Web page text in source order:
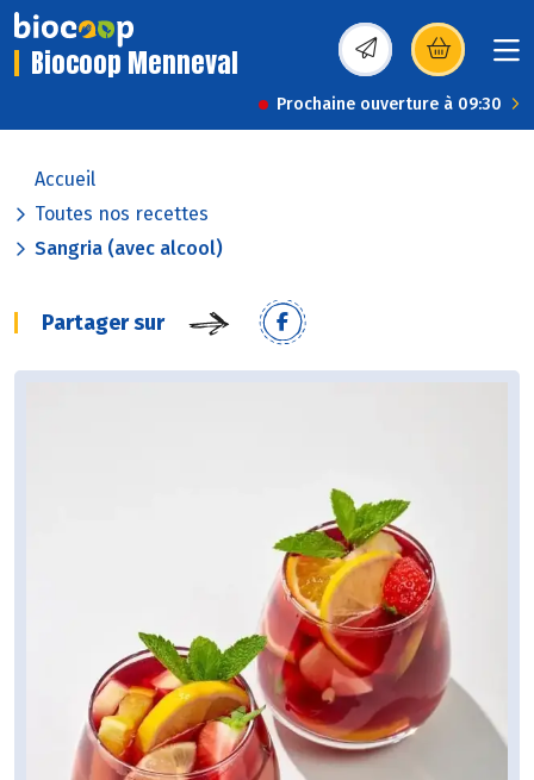
Biocoop Menneval (s’ouvre dans une
Prochaine ouverture à 09:30
Accueil
Toutes nos recettes
Sangria (avec alcool)
Partager sur